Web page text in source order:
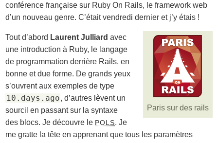
conférence française sur Ruby On Rails, le framework web
d’un nouveau genre. C’était vendredi dernier et j’y étais !
Paris sur des rails
Tout d’abord Laurent Julliard avec
une introduction à Ruby, le langage
de programmation derrière Rails, en
bonne et due forme. De grands yeux
s’ouvrent aux exemples de type
10.days.ago, d’autres lèvent un
sourcil en passant sur la syntaxe
des blocs. Je découvre le POLS. Je
me gratte la tête en apprenant que tous les paramètres